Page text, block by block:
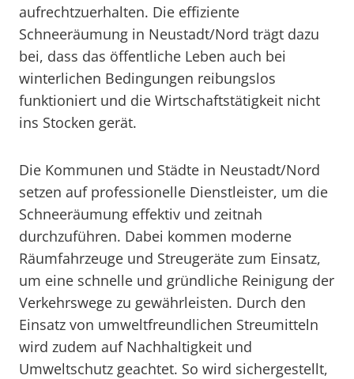
aufrechtzuerhalten. Die effiziente
Schneeräumung in Neustadt/Nord trägt dazu
bei, dass das öffentliche Leben auch bei
winterlichen Bedingungen reibungslos
funktioniert und die Wirtschaftstätigkeit nicht
ins Stocken gerät.
Die Kommunen und Städte in Neustadt/Nord
setzen auf professionelle Dienstleister, um die
Schneeräumung effektiv und zeitnah
durchzuführen. Dabei kommen moderne
Räumfahrzeuge und Streugeräte zum Einsatz,
um eine schnelle und gründliche Reinigung der
Verkehrswege zu gewährleisten. Durch den
Einsatz von umweltfreundlichen Streumitteln
wird zudem auf Nachhaltigkeit und
Umweltschutz geachtet. So wird sichergestellt,